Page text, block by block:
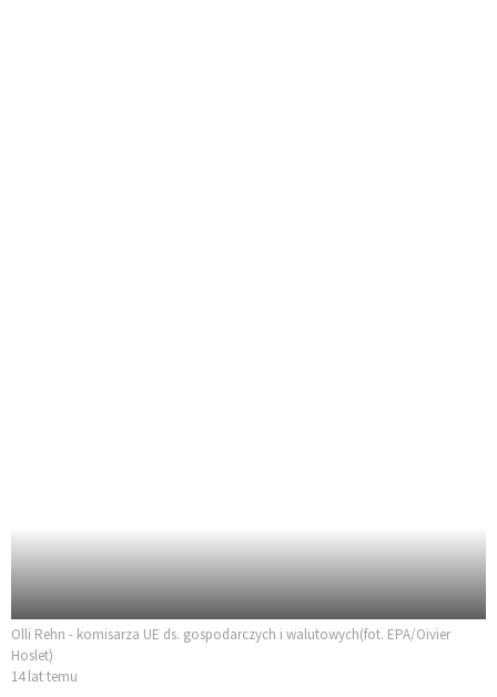
Olli Rehn - komisarza UE ds. gospodarczych i walutowych(fot. EPA/Oivier
Hoslet)
14 lat temu